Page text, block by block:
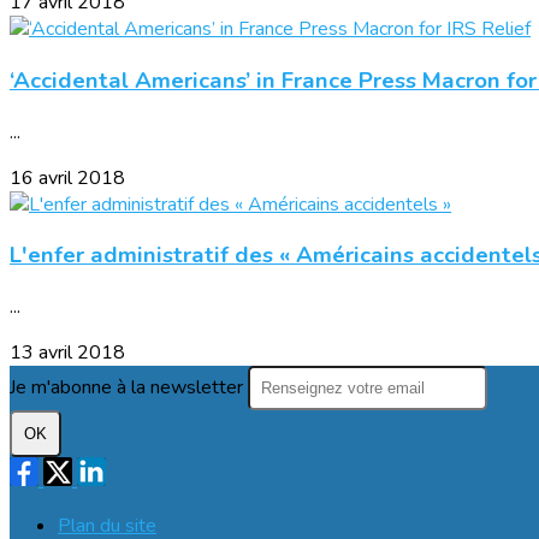
‘Accidental Americans’ in France Press Macron
...
16 avril 2018
L'enfer administratif des « Américains
...
13 avril 2018
Je m'abonne à la newsletter
OK
Plan du site